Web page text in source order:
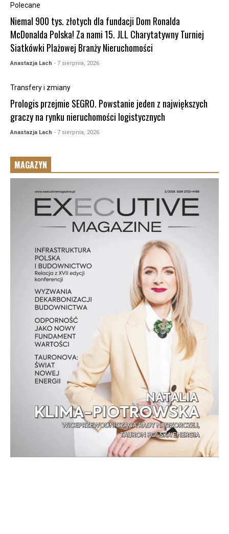
Polecane
Niemal 900 tys. złotych dla fundacji Dom Ronalda
McDonalda Polska! Za nami 15. JLL Charytatywny Turniej
Siatkówki Plażowej Branży Nieruchomości
Anastazja Lach - 7 sierpnia, 2026
Transfery i zmiany
Prologis przejmie SEGRO. Powstanie jeden z największych
graczy na rynku nieruchomości logistycznych
Anastazja Lach - 7 sierpnia, 2026
MAGAZYN